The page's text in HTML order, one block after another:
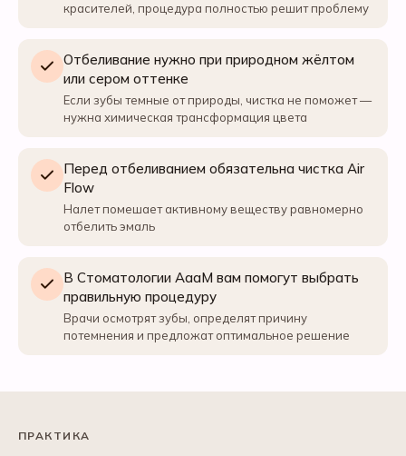
красителей, процедура полностью решит проблему
Отбеливание нужно при природном жёлтом
или сером оттенке
Если зубы темные от природы, чистка не поможет —
нужна химическая трансформация цвета
Перед отбеливанием обязательна чистка Air
Flow
Налет помешает активному веществу равномерно
отбелить эмаль
В Стоматологии АааМ вам помогут выбрать
правильную процедуру
Врачи осмотрят зубы, определят причину
потемнения и предложат оптимальное решение
ПРАКТИКА